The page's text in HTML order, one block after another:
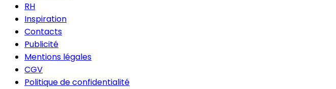
RH
Inspiration
Contacts
Publicité
Mentions légales
CGV
Politique de confidentialité